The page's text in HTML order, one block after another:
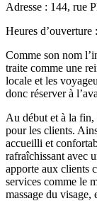
Adresse : 144, rue
Heures d’ouverture
Comme son nom
traite comme une
locale et les
donc réserver à
Au début et à la fin,
pour les clients.
accueilli et
rafraîchissant avec
apporte aux clients
services comme le
massage du visage,